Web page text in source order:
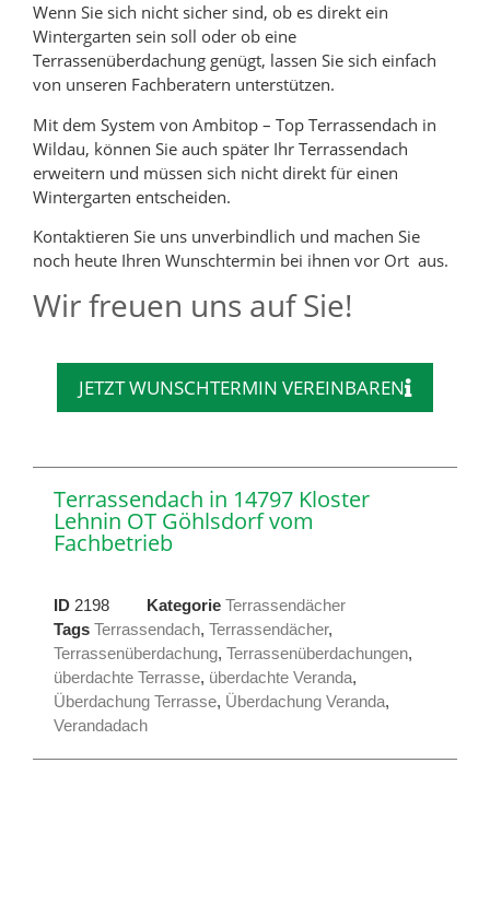
Wenn Sie sich nicht sicher sind, ob es direkt ein
Wintergarten sein soll oder ob eine
Terrassenüberdachung genügt, lassen Sie sich einfach
von unseren Fachberatern unterstützen.
Mit dem System von Ambitop – Top Terrassendach in
Wildau, können Sie auch später Ihr Terrassendach
erweitern und müssen sich nicht direkt für einen
Wintergarten entscheiden.
Kontaktieren Sie uns unverbindlich und machen Sie
noch heute Ihren Wunschtermin bei ihnen vor Ort aus.
Wir freuen uns auf Sie!
JETZT WUNSCHTERMIN VEREINBAREN
Terrassendach in 14797 Kloster
Lehnin OT Göhlsdorf vom
Fachbetrieb
ID 2198 Kategorie Terrassendächer
Tags Terrassendach, Terrassendächer,
Terrassenüberdachung, Terrassenüberdachungen,
überdachte Terrasse, überdachte Veranda,
Überdachung Terrasse, Überdachung Veranda,
Verandadach